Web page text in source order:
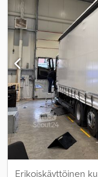
Valmistusvuosi:
2013,
takalaitanostin,
Erikoiskäyttöinen